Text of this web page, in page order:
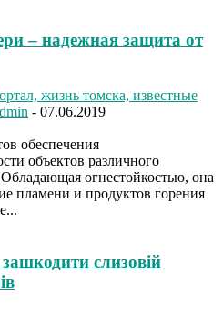
– надежная защита от
жизнь томска, известные
- 07.06.2019
обеспечения
объектов различного
огнестойкостью, она
пламени и продуктов горения
слизовій